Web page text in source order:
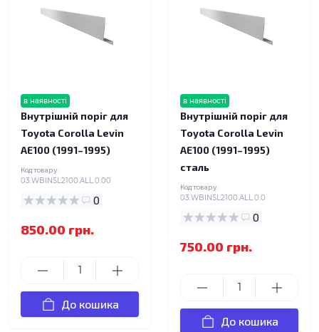
в наявності
Внутрішній поріг для
Toyota Corolla Levin
AE100 (1991–1995)
Код товару:
03.WBINSL2100.ALL.0.00
0
850.00 грн.
До кошика
в наявності
Внутрішній поріг для
Toyota Corolla Levin
AE100 (1991–1995)
сталь
Код товару:
03.WBINSL2100.ALL.0.0
0
750.00 грн.
До кошика